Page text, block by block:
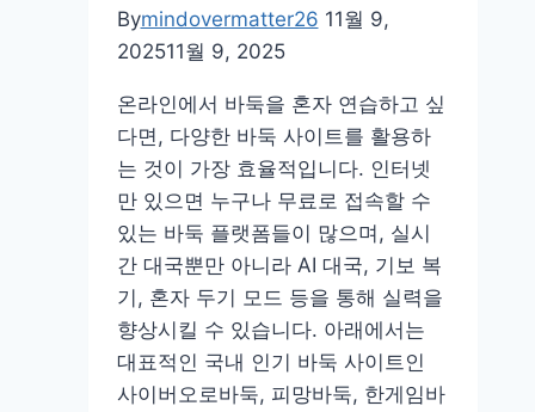
운
로
설
치
apk
앱
Bymindovermatter26 11월 9,
202511월 9, 2025
온라인에서 바둑을 혼자 연습하고 싶
다면, 다양한 바둑 사이트를 활용하
는 것이 가장 효율적입니다. 인터넷
만 있으면 누구나 무료로 접속할 수
있는 바둑 플랫폼들이 많으며, 실시
간 대국뿐만 아니라 AI 대국, 기보 복
기, 혼자 두기 모드 등을 통해 실력을
향상시킬 수 있습니다. 아래에서는
대표적인 국내 인기 바둑 사이트인
사이버오로바둑, 피망바둑, 한게임바